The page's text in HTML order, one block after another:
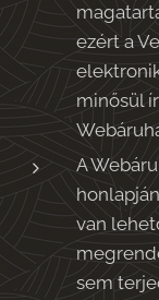
ezért a
minősül
A
van
sem